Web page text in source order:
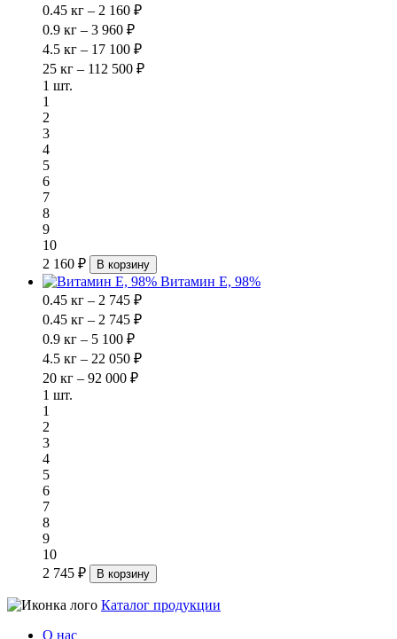
0.45 кг – 2 160 ₽
0.9 кг – 3 960 ₽
4.5 кг – 17 100 ₽
25 кг – 112 500 ₽
1 шт.
1
2
3
4
5
6
7
8
9
10
2 160 ₽
В корзину
Витамин Е, 98%
0.45 кг – 2 745 ₽
0.45 кг – 2 745 ₽
0.9 кг – 5 100 ₽
4.5 кг – 22 050 ₽
20 кг – 92 000 ₽
1 шт.
1
2
3
4
5
6
7
8
9
10
2 745 ₽
В корзину
Каталог продукции
О нас